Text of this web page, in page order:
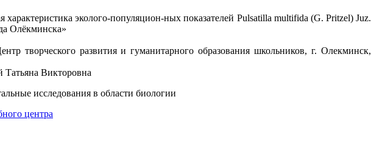
характеристика эколого-популяцион-ных показателей Pulsatilla multifida (G. Pritzel) Juz.
Олёкминска»
творческого развития и гуманитарного образования школьников, г. Олекминск,
Татьяна Викторовна
исследования в области биологии
центра